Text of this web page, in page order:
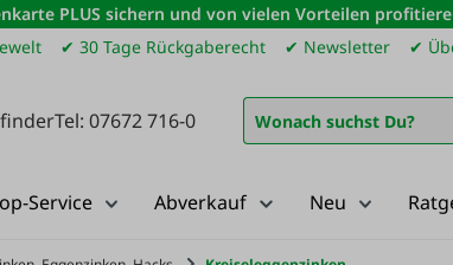
PLUS sichern und von vielen Vorteilen
✔ 30 Tage Rückgaberecht ✔ Newsletter ✔
Tel: 07672 716-0
Service Abverkauf Neu